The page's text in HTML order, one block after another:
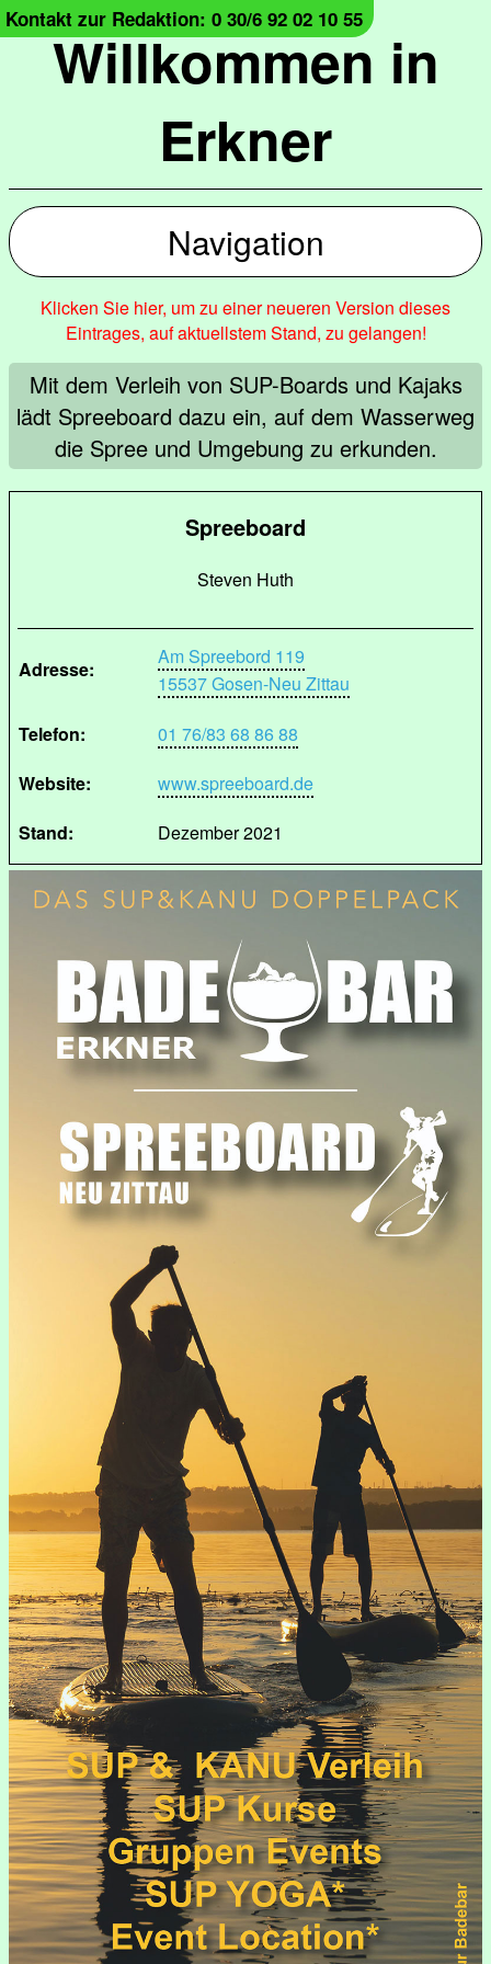
Willkommen in
Erkner
Kontakt zur Redaktion: 0 30/6 92 02 10 55
Navigation
Klicken Sie hier, um zu einer neueren Version dieses
Eintrages, auf aktuellstem Stand, zu gelangen!
Mit dem Verleih von SUP-Boards und Kajaks
lädt Spreeboard dazu ein, auf dem Wasserweg
die Spree und Umgebung zu erkunden.
Spreeboard
Steven Huth
Adresse:
Am Spreebord 119
15537 Gosen-Neu Zittau
Telefon:
01 76/83 68 86 88
Website:
www.spreeboard.de
Stand:
Dezember 2021